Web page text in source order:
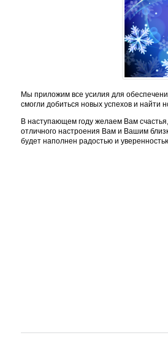
Мы приложим все усилия для
смогли добиться новых успехов и найти
В наступающем году желаем Вам
отличного настроения Вам и Вашим
будет наполнен радостью и